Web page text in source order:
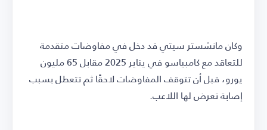
وكان مانشستر سيتي قد دخل في مفاوضات متقدمة
للتعاقد مع كامبياسو في يناير 2025 مقابل 65 مليون
يورو، قبل أن تتوقف المفاوضات لاحقًا ثم تتعطل بسبب
إصابة تعرض لها اللاعب.